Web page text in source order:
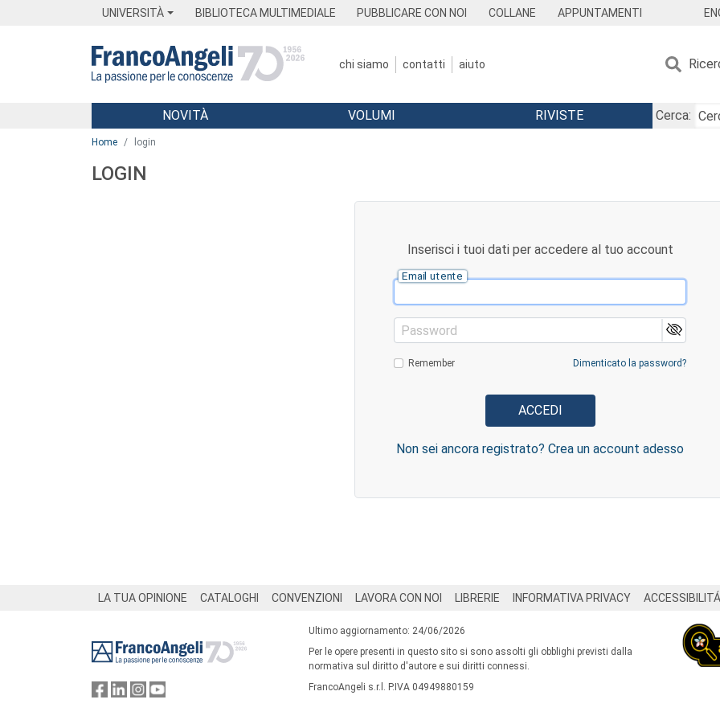
UNIVERSITÀ BIBLIOTECA MULTIMEDIALE PUBBLICARE CON NOI COLLANE APPUNTAMENTI
chi siamo contatti aiuto
Menu
NOVITÀ VOLUMI RIVISTE
Cerca:
Home login
LOGIN
Inserisci i tuoi dati per accedere al tuo account
Email utente
Password
Remember Dimenticato la password?
Non sei ancora registrato? Crea un account adesso
LA TUA OPINIONE CATALOGHI CONVENZIONI LAVORA CON NOI LIBRERIE INFORMATIVA PRIVACY ACCESSIBILITÁ
Ultimo aggiornamento: 24/06/2026
Per le opere presenti in questo sito si sono assolti gli obblighi previsti dalla
normativa sul diritto d'autore e sui diritti connessi.
FrancoAngeli s.r.l. P.IVA 04949880159